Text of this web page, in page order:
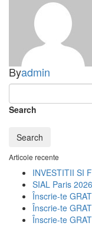
Byadmin
Search
Search
Articole recente
INVESTITII SI
SIAL Paris
Înscrie-te
Înscrie-te
Înscrie-te